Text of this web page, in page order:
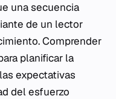
una secuencia
de un lector
Comprender
planificar la
expectativas
del esfuerzo